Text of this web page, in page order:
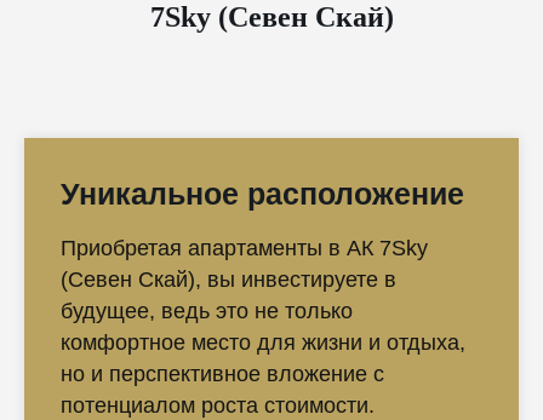
7Sky (Севен Скай)
Уникальное расположение
Приобретая апартаменты в АК 7Sky
(Севен Скай), вы инвестируете в
будущее, ведь это не только
комфортное место для жизни и отдыха,
но и перспективное вложение с
потенциалом роста стоимости.